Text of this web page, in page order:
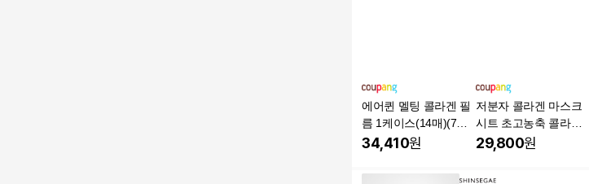
에어퀸 멜팅 콜라겐 필
름 1케이스(14매)(7일
분) 3초 밀착 이마 눈밑
치, 1개, 7개입
34,410원
저분자 콜라겐 마스크
시트 초고농축 콜라겐
마스크팩 탄력 주름개
29,800원